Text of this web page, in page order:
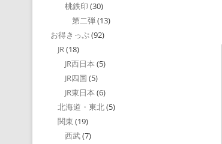
桃鉄印 (30)
第二弾(13)
お得きっぷ(92)
JR(18)
JR西日本 (5)
JR四国 (5)
JR東日本 (6)
北海道・東北(5)
関東 (19)
西武(7)